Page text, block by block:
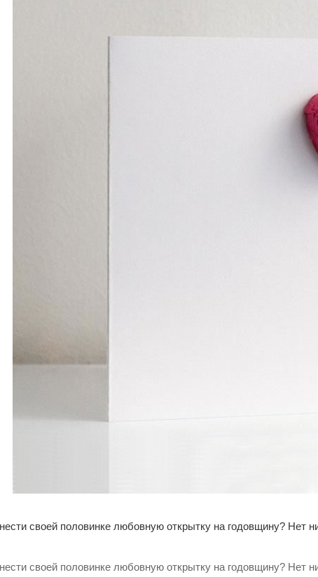
своей половинке любовную открытку на годовщину? Нет
своей половинке любовную открытку на годовщину? Нет